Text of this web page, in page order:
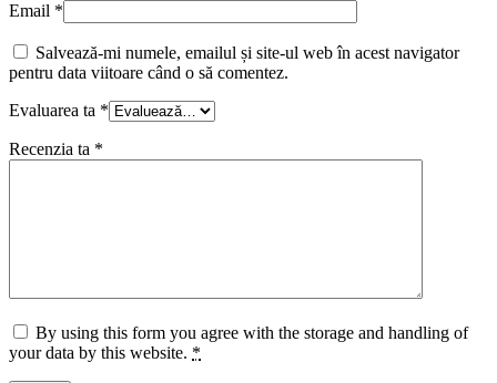
Email *
Salvează-mi numele, emailul și site-ul web în acest navigator
pentru data viitoare când o să comentez.
Evaluarea ta *
Recenzia ta *
By using this form you agree with the storage and handling of
your data by this website. *